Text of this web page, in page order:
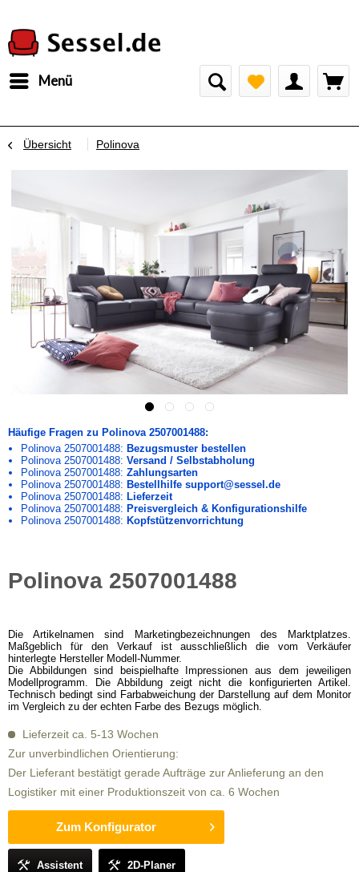
Menü
Übersicht Polinova
Häufige Fragen zu Polinova 2507001488:
Polinova 2507001488: Bezugsmuster bestellen
Polinova 2507001488: Versand / Selbstabholung
Polinova 2507001488: Zahlungsarten
Polinova 2507001488: Bestellhilfe support@sessel.de
Polinova 2507001488: Lieferzeit
Polinova 2507001488: Preisvergleich & Konfigurationshilfe
Polinova 2507001488: Kopfstützenvorrichtung
Polinova 2507001488
Die Artikelnamen sind Marketingbezeichnungen des Marktplatzes.
Maßgeblich für den Verkauf ist ausschließlich die vom Verkäufer
hinterlegte Hersteller Modell-Nummer.
Die Abbildungen sind beispielhafte Impressionen aus dem jeweiligen
Modellprogramm. Die Abbildung zeigt nicht die konfigurierten Artikel.
Technisch bedingt sind Farbabweichung der Darstellung auf dem Monitor
im Vergleich zu der echten Farbe des Bezugs möglich.
Lieferzeit ca. 5-13 Wochen
Zur unverbindlichen Orientierung:
Der Lieferant bestätigt gerade Aufträge zur Anlieferung an den
Logistiker mit einer Produktionszeit von ca. 6 Wochen
Zum Konfigurator
Assistent 2D-Planer